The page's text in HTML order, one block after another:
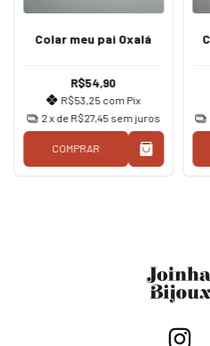
Colar meu pai Oxalá
R$54,90
R$53,25 com Pix
2x de R$27,45 sem juros
COMPRAR